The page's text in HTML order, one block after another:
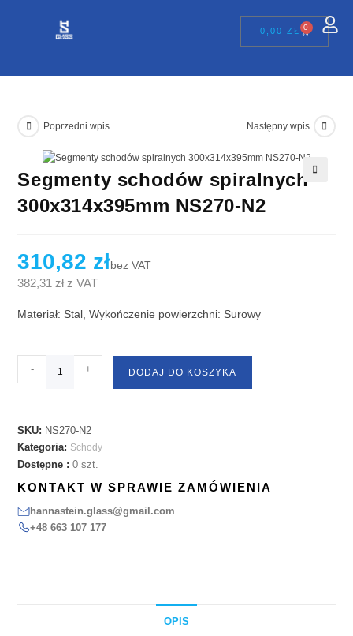
0,00 ZŁ 0
Poprzedni wpis Następny wpis
Segmenty schodów spiralnych
300x314x395mm NS270-N2
310,82 złbez VAT
382,31 złz VAT
Materiał: Stal, Wykończenie powierzchni: Surowy
- + DODAJ DO KOSZYKA
SKU: NS270-N2
Kategoria: Schody
Dostępne :0 szt.
KONTAKT W SPRAWIE ZAMÓWIENIA
hannastein.glass@gmail.com
+48 663 107 177
OPIS